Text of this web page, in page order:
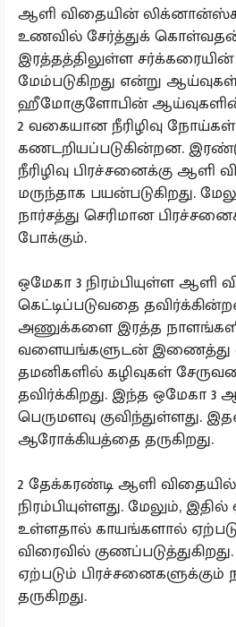
ஆளி விதையின்
உணவில் சேர்த்துக்
இரத்தத்திலுள்ள
மேம்படுகிறது என்று
ஹீமோகுளோபின்
2 வகையான நீரிழிவு நோய்கள்
கணடறியப்படுகின்றன.
நீரிழிவு பிரச்சனைக்கு ஆளி
மருந்தாக பயன்படுகிறது.
நார்சத்து செரிமான
போக்கும்.
ஒமேகா 3 நிரம்பியுள்ள
கெட்டிப்படுவதை
அணுக்களை இரத்த
வளையங்களுடன் இணைத்து
தமனிகளில் கழிவுகள்
தவிர்க்கிறது. இந்த ஒமேகா
பெருமளவு குவிந்துள்ளது.
ஆரோக்கியத்தை தருகிறது.
2 தேக்கரண்டி ஆளி விதையில்
நிரம்பியுள்ளது. மேலும்,
உள்ளதால் காயங்களால்
விரைவில்
ஏற்படும்
தருகிறது.